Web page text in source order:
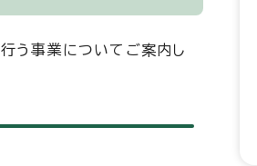
う事業についてご案内し